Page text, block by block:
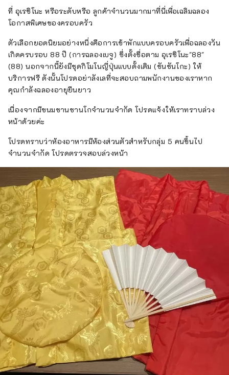
ที่ อุเรชิโนะ หรือระดับหรือ ลูกค้าจำนวนมากมาที่นี่เพื่อเฉลิมฉลอง
โอกาสพิเศษของครอบครัว
ตัวเลือกยอดนิยมอย่างหนึ่งคือการเข้าพักแบบครอบครัวเพื่อฉลองวัน
เกิดครบรอบ 88 ปี (การฉลองเบจู) ซึ่งตั้งชื่อตาม อุเรชิโนะ"88"
(88) นอกจากนี้ยังมีชุดกิโมโนญี่ปุ่นแบบดั้งเดิม (ชันชันโกะ) ให้
บริการฟรี ดังนั้นโปรดอย่าลังเลที่จะสอบถามพนักงานของเราหาก
คุณกำลังฉลองอายุยืนยาว
เนื่องจากมีขนมชานชานโกจำนวนจำกัด โปรดแจ้งให้เราทราบล่วง
หน้าด้วยค่ะ
โปรดทราบว่าห้องอาหารมีห้องส่วนตัวสำหรับกลุ่ม 5 คนขึ้นไป
จำนวนจำกัด โปรดตรวจสอบล่วงหน้า